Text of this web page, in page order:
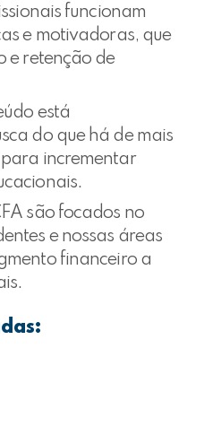
funcionam
e motivadoras, que
e retenção de
está
do que há de mais
incrementar
são focados no
e nossas áreas
financeiro a